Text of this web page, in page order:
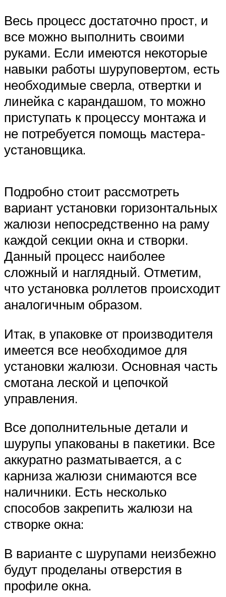
Весь процесс достаточно прост, и
все можно выполнить своими
руками. Если имеются некоторые
навыки работы шуруповертом, есть
необходимые сверла, отвертки и
линейка с карандашом, то можно
приступать к процессу монтажа и
не потребуется помощь мастера-
установщика.
Подробно стоит рассмотреть
вариант установки горизонтальных
жалюзи непосредственно на раму
каждой секции окна и створки.
Данный процесс наиболее
сложный и наглядный. Отметим,
что установка роллетов происходит
аналогичным образом.
Итак, в упаковке от производителя
имеется все необходимое для
установки жалюзи. Основная часть
смотана леской и цепочкой
управления.
Все дополнительные детали и
шурупы упакованы в пакетики. Все
аккуратно разматывается, а с
карниза жалюзи снимаются все
наличники. Есть несколько
способов закрепить жалюзи на
створке окна:
В варианте с шурупами неизбежно
будут проделаны отверстия в
профиле окна.